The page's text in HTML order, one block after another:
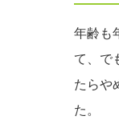
年齢も
て、で
たらや
た。